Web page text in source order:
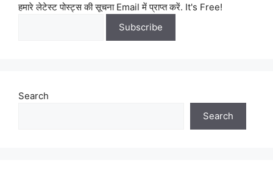
हमारे लेटेस्ट पोस्ट्स की सूचना Email में प्राप्त करें. It's Free!
Search
Search